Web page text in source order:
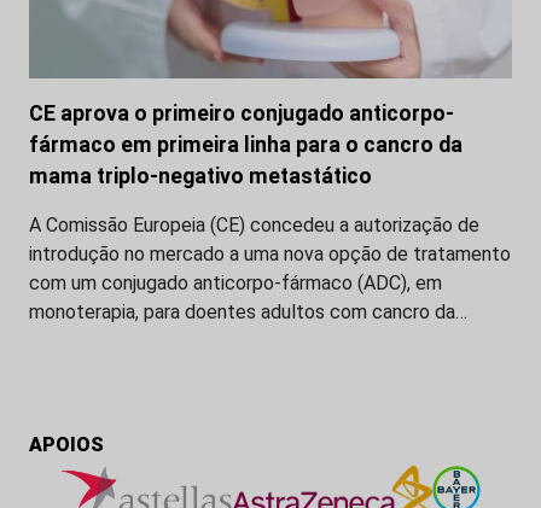
CE aprova o primeiro conjugado anticorpo-
fármaco em primeira linha para o cancro da
mama triplo-negativo metastático
A Comissão Europeia (CE) concedeu a autorização de
introdução no mercado a uma nova opção de tratamento
com um conjugado anticorpo-fármaco (ADC), em
monoterapia, para doentes adultos com cancro da…
APOIOS